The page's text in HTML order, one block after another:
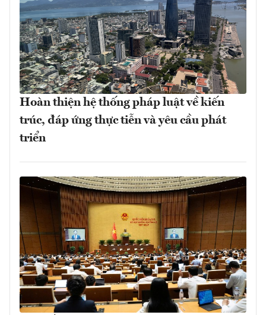
Hoàn thiện hệ thống pháp luật về kiến
trúc, đáp ứng thực tiễn và yêu cầu phát
triển